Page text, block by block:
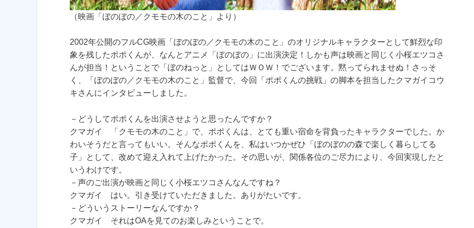
（映画「ぼのぼの／クモモの木のこと」より）
2002年公開のフルCG映画「ぼのぼの／クモモの木のこと」のオリジナルキャラクターとして鮮烈な印
象を残したポポくんが、なんとアニメ「ぼのぼの」に出演決定！しかも声は映画と同じく小桜エツコさ
んが担当！ということで「ぼのねっと」としてはＷＯＷ！でございます。黙ってられませぬ！さっそ
く、「ぼのぼの／クモモの木のこと」監督で、今回「ポポくんの挑戦」の脚本を担当したクマガイコウ
キさんにインタビューしました。
－どうしてポポくんを出演させようと思ったんですか？
クマガイ 「クモモの木のこと」で、ポポくんは、とても重い宿命を背負ったキャラクターでした。か
わいそうだと言ってもいい。そんなポポくんを、私はいつかぜひ「ぼのぼのの森で楽しく暮らしてる
子」として、改めて迎え入れて上げたかった。その思いが、関係各位のご尽力により、今回実現したと
いうわけです。
－声のご出演が映画と同じく小桜エツコさんなんですね？
クマガイ はい。引き受けていただきました。ありがたいです。
－どういうストーリーなんですか？
クマガイ それはOAを見てのお楽しみということで。